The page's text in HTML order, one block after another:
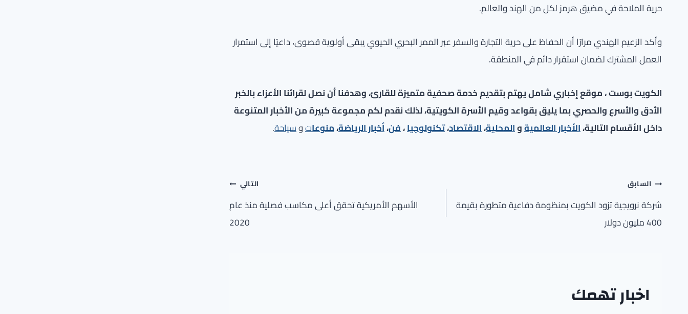
حرية الملاحة في مضيق هرمز لكل من الهند والعالم.
وأكد الزعيم الهندي مرارًا أن الحفاظ على حرية التجارة والسفر عبر الممر البحري الحيوي يبقى أولوية قصوى، داعيًا إلى استمرار
العمل المشترك لضمان استقرار دائم في المنطقة.
الكويت بوست ، موقع إخباري شامل يهتم بتقديم خدمة صحفية متميزة للقارئ، وهدفنا أن نصل لقرائنا الأعزاء بالخبر
الأدق والأسرع والحصري بما يليق بقواعد وقيم الأسرة الكويتية، لذلك نقدم لكم مجموعة كبيرة من الأخبار المتنوعة
داخل الأقسام التالية،الأخبار العالميةوالمحلية،الاقتصاد،تكنولوجيا،فن،أخبار الرياضة،منوعاتوسياحة.
تصفّح
المقالات
السابق
شركة نرويجية تزود الكويت بمنظومة دفاعية متطورة بقيمة
400 مليون دولار
التالي
الأسهم الأمريكية تحقق أعلى مكاسب فصلية منذ عام
2020
اخبار تهمك